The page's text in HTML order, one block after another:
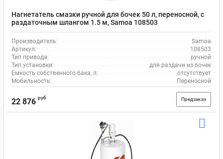
Нагнетатель смазки ручной для бочек 50 л, переносной, с
раздаточным шлангом 1.5 м, Samoa 108503
Производитель:
Samoa
Артикул:
108503
Тип привода:
ручной
Тип установки:
для раздачи из бочек
Емкость собственного бака, л:
отсутствует
Мобильность:
Переносной
22 876 руб Предзаказ